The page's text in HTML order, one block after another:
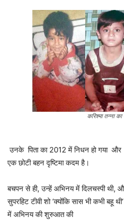
करिश्मा तन्ना
उनके पिता का 2012 में निधन हो गया और
एक छोटी बहन दृष्टिमा कदम है।
बचपन से ही, उन्हें अभिनय में दिलचस्पी थी,
सुपरहिट टीवी शो ‘क्योंकि सास भी कभी बहू
में अभिनय की शुरुआत की